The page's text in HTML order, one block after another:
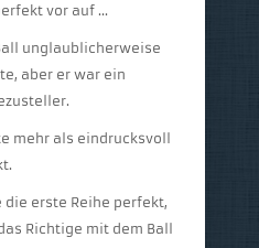
vor auf …
unglaublicherweise
aber er war ein
mehr als eindrucksvoll
erste Reihe perfekt,
Richtige mit dem Ball